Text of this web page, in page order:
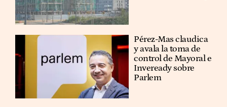
Pérez-Mas claudica
y avala la toma de
control de Mayoral e
Inveready sobre
Parlem